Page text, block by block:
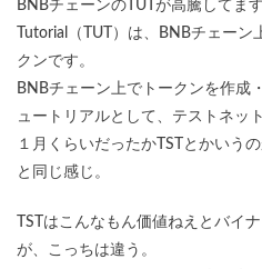
BNBチェーンのTUTが高騰してます
Tutorial（TUT）は、BNBチェー
クンです。
BNBチェーン上でトークンを作成
ュートリアルとして、テストネッ
１月くらいだったかTSTとかいう
と同じ感じ。
TSTはこんなもん価値ねえとバイ
が、こっちは違う。